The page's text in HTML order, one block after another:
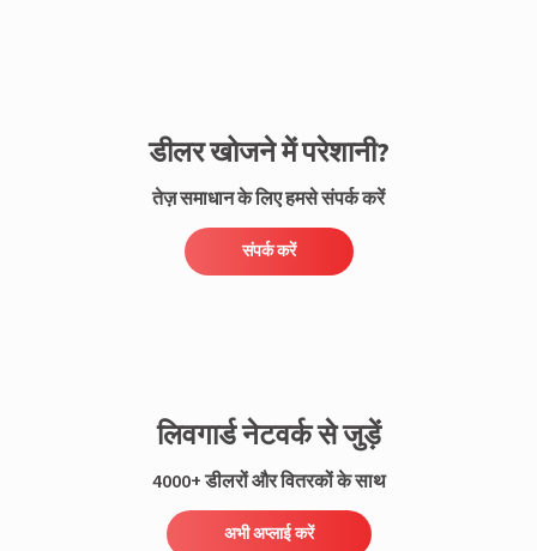
डीलर खोजने में परेशानी?
तेज़ समाधान के लिए हमसे संपर्क करें
संपर्क करें
लिवगार्ड नेटवर्क से जुड़ें
4000+ डीलरों और वितरकों के साथ
अभी अप्लाई करें